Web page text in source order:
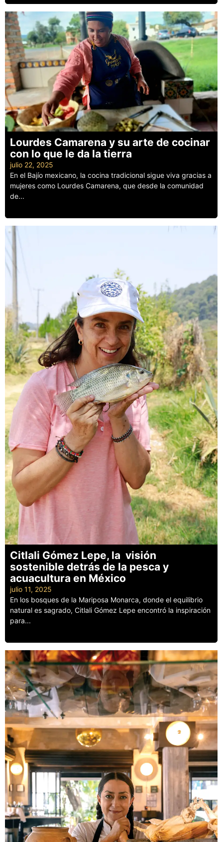
Lourdes Camarena y su arte de cocinar
con lo que le da la tierra
julio 22, 2025
En el Bajío mexicano, la cocina tradicional sigue viva gracias a
mujeres como Lourdes Camarena, que desde la comunidad
de...
Citlali Gómez Lepe, la visión
sostenible detrás de la pesca y
acuacultura en México
julio 11, 2025
En los bosques de la Mariposa Monarca, donde el equilibrio
natural es sagrado, Citlali Gómez Lepe encontró la inspiración
para...